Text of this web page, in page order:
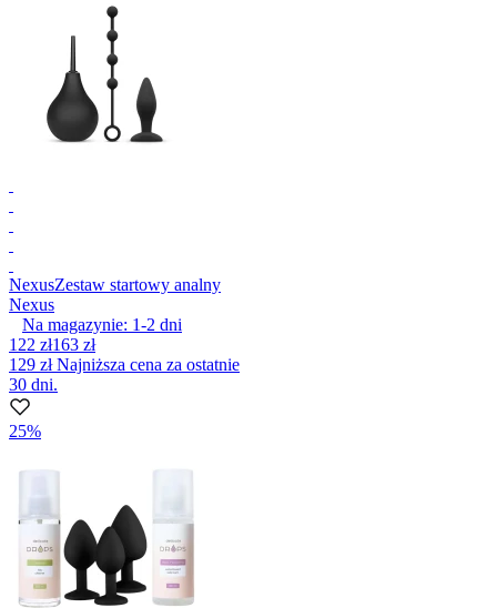
NexusZestaw startowy analny
Nexus
Na magazynie: 1-2 dni
122 zł163 zł
129 złNajniższa cena za ostatnie
30 dni.
25%